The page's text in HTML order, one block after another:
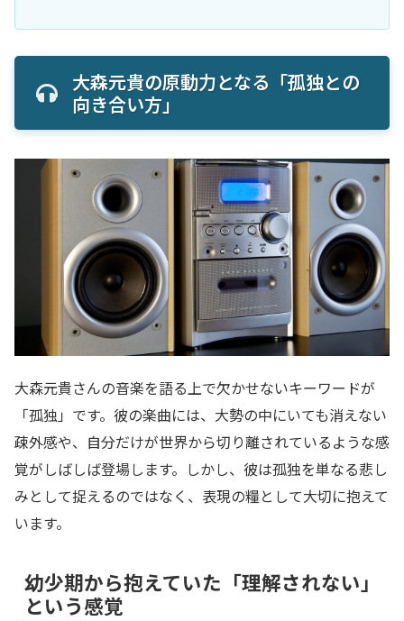
大森元貴の原動力となる「孤独との
向き合い方」
大森元貴さんの音楽を語る上で欠かせないキーワードが
「孤独」です。彼の楽曲には、大勢の中にいても消えない
疎外感や、自分だけが世界から切り離されているような感
覚がしばしば登場します。しかし、彼は孤独を単なる悲し
みとして捉えるのではなく、表現の糧として大切に抱えて
います。
幼少期から抱えていた「理解されない」
という感覚